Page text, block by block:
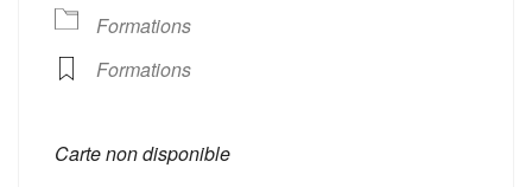
Formations
Formations
Carte non disponible